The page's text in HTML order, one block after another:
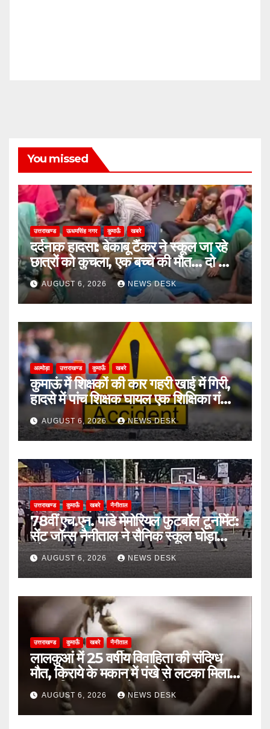
You missed
उत्तराखण्ड ऊधमसिंह नगर कुमाऊँ खबरे
दर्दनाक हादसा: बेकाबू टैंकर ने स्कूल जा रहे
छात्रों को कुचला, एक बच्चे की मौत… दो की
हालत गंभीर
AUGUST 6, 2026 NEWS DESK
अल्मोड़ा उत्तराखण्ड कुमाऊँ खबरे
कुमाऊं में शिक्षकों की कार गहरी खाई में गिरी,
हादसे में पांच शिक्षक घायल एक शिक्षिका गंभीर
घायल
AUGUST 6, 2026 NEWS DESK
उत्तराखण्ड कुमाऊँ खबरे नैनीताल
78वीं एच.एन. पांडे मेमोरियल फुटबॉल टूर्नामेंट:
सेंट जॉन्स नैनीताल ने सैनिक स्कूल घोड़ाखाल
को 1-0 से हराया
AUGUST 6, 2026 NEWS DESK
उत्तराखण्ड कुमाऊँ खबरे नैनीताल
लालकुआं में 25 वर्षीय विवाहिता की संदिग्ध
मौत, किराये के मकान में पंखे से लटका मिला
शव; पुलिस हर पहलू से जांच में जुटी
AUGUST 6, 2026 NEWS DESK